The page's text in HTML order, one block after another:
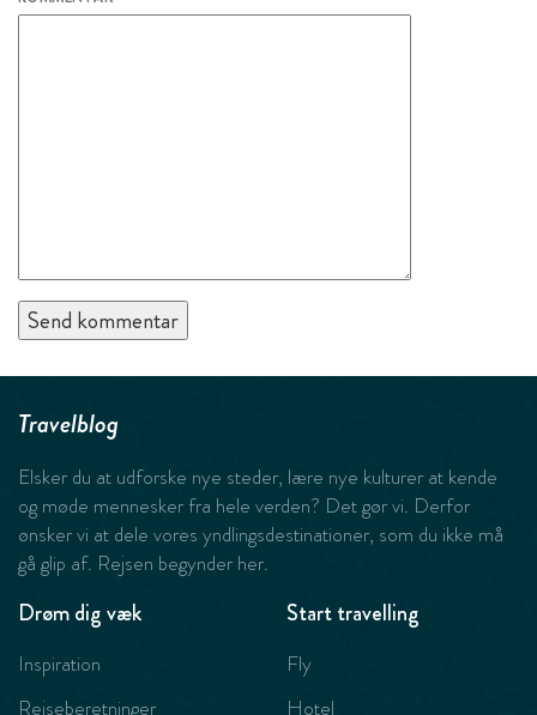
Travelblog
Elsker du at udforske nye steder, lære nye kulturer at kende
og møde mennesker fra hele verden? Det gør vi. Derfor
ønsker vi at dele vores yndlingsdestinationer, som du ikke må
gå glip af. Rejsen begynder her.
Drøm dig væk
Inspiration
Rejseberetninger
Start travelling
Fly
Hotel